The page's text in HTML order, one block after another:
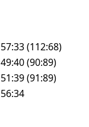
57:33(112:68)
49:40(90:89)
51:39(91:89)
56:34